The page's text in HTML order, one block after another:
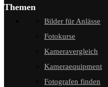
Themen
Bilder für Anlässe
Fotokurse
Kameravergleich
Kameraequipment
Fotografen finden